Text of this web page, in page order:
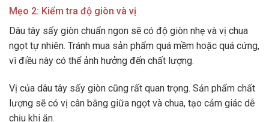
Mẹo 2: Kiểm tra độ giòn và vị
Dâu tây sấy giòn chuẩn ngon sẽ có độ giòn nhẹ và vị chua
ngọt tự nhiên. Tránh mua sản phẩm quá mềm hoặc quá cứng,
vì điều này có thể ảnh hưởng đến chất lượng.
Vị của dâu tây sấy giòn cũng rất quan trọng. Sản phẩm chất
lượng sẽ có vị cân bằng giữa ngọt và chua, tạo cảm giác dễ
chịu khi ăn.